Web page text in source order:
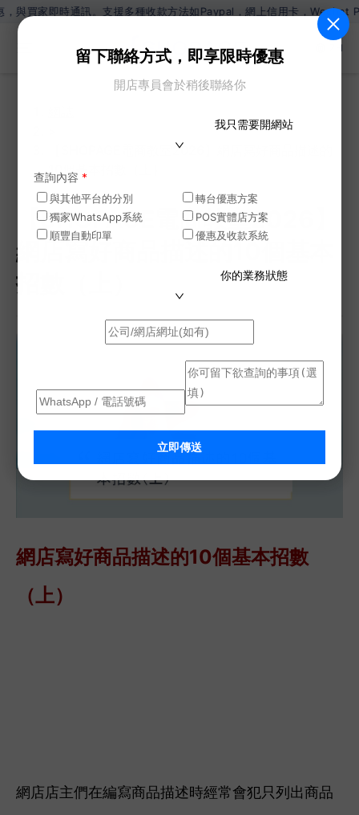
訊。支援多種收款方法如Paypal，網上信用卡，Wechat Pay，Alipay，
ZH
留下聯絡方式，即享限時優惠
開店專員會於稍後聯絡你
我只需要開網站
查詢內容 *
與其他平台的分別
轉台優惠方案
獨家WhatsApp系統
POS實體店方案
順豐自動印單
優惠及收款系統
你的業務狀態
立即傳送
【SHOPAGE電商教室2026】網店寫好商品描述的
10個基本招數（上）
【SHOPAGE電商教室2026】
網店寫好商品描述的10個基本
招數（上）
網店寫好商品描述的10個基本招數
（上）
網店店主們在編寫商品描述時經常會犯只列出商品